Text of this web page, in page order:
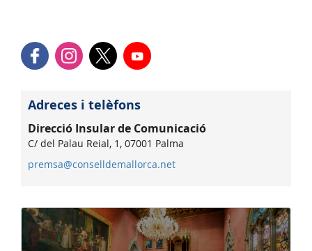
Adreces i telèfons
Direcció Insular de Comunicació
C/ del Palau Reial, 1, 07001 Palma
premsa@conselldemallorca.net